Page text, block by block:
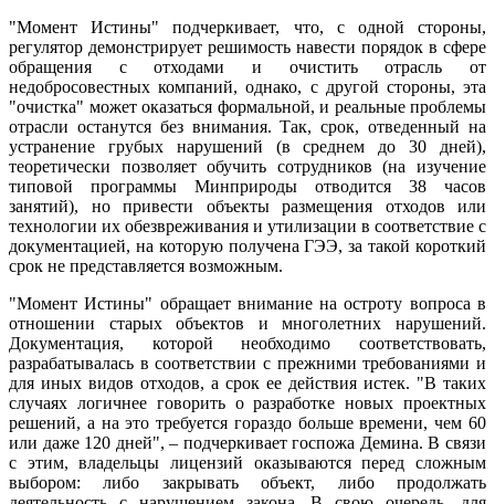
"Момент Истины" подчеркивает, что, с одной стороны,
регулятор демонстрирует решимость навести порядок в сфере
обращения с отходами и очистить отрасль от
недобросовестных компаний, однако, с другой стороны, эта
"очистка" может оказаться формальной, и реальные проблемы
отрасли останутся без внимания. Так, срок, отведенный на
устранение грубых нарушений (в среднем до 30 дней),
теоретически позволяет обучить сотрудников (на изучение
типовой программы Минприроды отводится 38 часов
занятий), но привести объекты размещения отходов или
технологии их обезвреживания и утилизации в соответствие с
документацией, на которую получена ГЭЭ, за такой короткий
срок не представляется возможным.
"Момент Истины" обращает внимание на остроту вопроса в
отношении старых объектов и многолетних нарушений.
Документация, которой необходимо соответствовать,
разрабатывалась в соответствии с прежними требованиями и
для иных видов отходов, а срок ее действия истек. "В таких
случаях логичнее говорить о разработке новых проектных
решений, а на это требуется гораздо больше времени, чем 60
или даже 120 дней", – подчеркивает госпожа Демина. В связи
с этим, владельцы лицензий оказываются перед сложным
выбором: либо закрывать объект, либо продолжать